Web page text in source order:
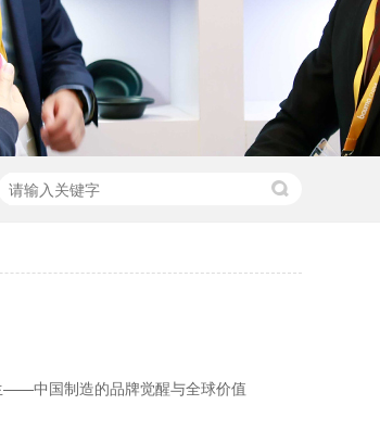
——中国制造的品牌觉醒与全球价值